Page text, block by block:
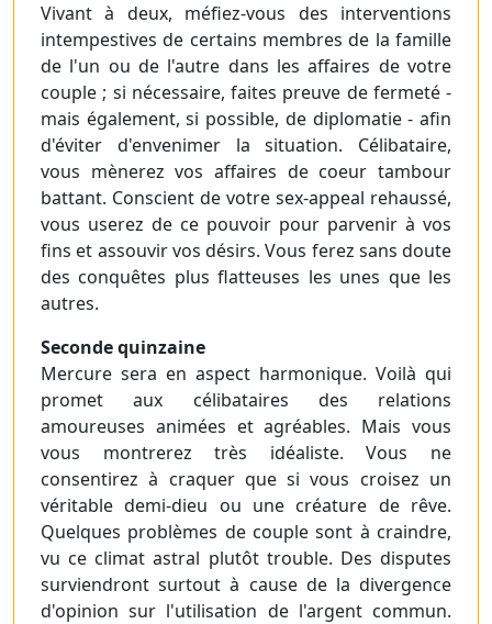
Vivant à deux, méfiez-vous des interventions
intempestives de certains membres de la famille
de l'un ou de l'autre dans les affaires de votre
couple ; si nécessaire, faites preuve de fermeté -
mais également, si possible, de diplomatie - afin
d'éviter d'envenimer la situation. Célibataire,
vous mènerez vos affaires de coeur tambour
battant. Conscient de votre sex-appeal rehaussé,
vous userez de ce pouvoir pour parvenir à vos
fins et assouvir vos désirs. Vous ferez sans doute
des conquêtes plus flatteuses les unes que les
autres.
Seconde quinzaine
Mercure sera en aspect harmonique. Voilà qui
promet aux célibataires des relations
amoureuses animées et agréables. Mais vous
vous montrerez très idéaliste. Vous ne
consentirez à craquer que si vous croisez un
véritable demi-dieu ou une créature de rêve.
Quelques problèmes de couple sont à craindre,
vu ce climat astral plutôt trouble. Des disputes
surviendront surtout à cause de la divergence
d'opinion sur l'utilisation de l'argent commun.